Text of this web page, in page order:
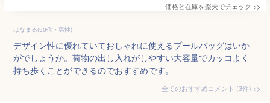
価格と在庫を楽天でチェック >>
はなまる(50代・男性)
デザイン性に優れていておしゃれに使えるプールバッグはいか
がでしょうか。荷物の出し入れがしやすい大容量でカッコよく
持ち歩くことができるのでおすすめです。
全てのおすすめコメント (3件) >